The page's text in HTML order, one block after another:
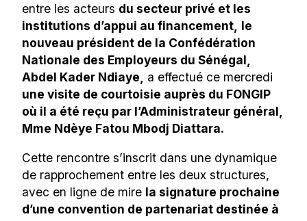
entre les acteurs du secteur privé et les
institutions d’appui au financement, le
nouveau président de la Confédération
Nationale des Employeurs du Sénégal,
Abdel Kader Ndiaye,
a effectué ce mercredi
une visite de courtoisie auprès du FONGIP
où il a été reçu par l’Administrateur général,
Mme Ndèye Fatou Mbodj Diattara.
Cette rencontre s’inscrit dans une dynamique
de rapprochement entre les deux structures,
avec en ligne de mire la signature prochaine
d’une convention de partenariat destinée à